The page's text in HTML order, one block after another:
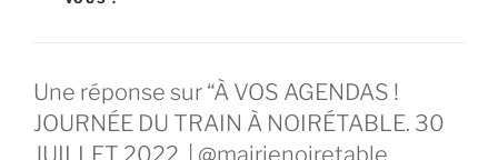
Une réponse sur “À VOS AGENDAS !
JOURNÉE DU TRAIN À NOIRÉTABLE. 30
JUILLET 2022. | @mairienoiretable